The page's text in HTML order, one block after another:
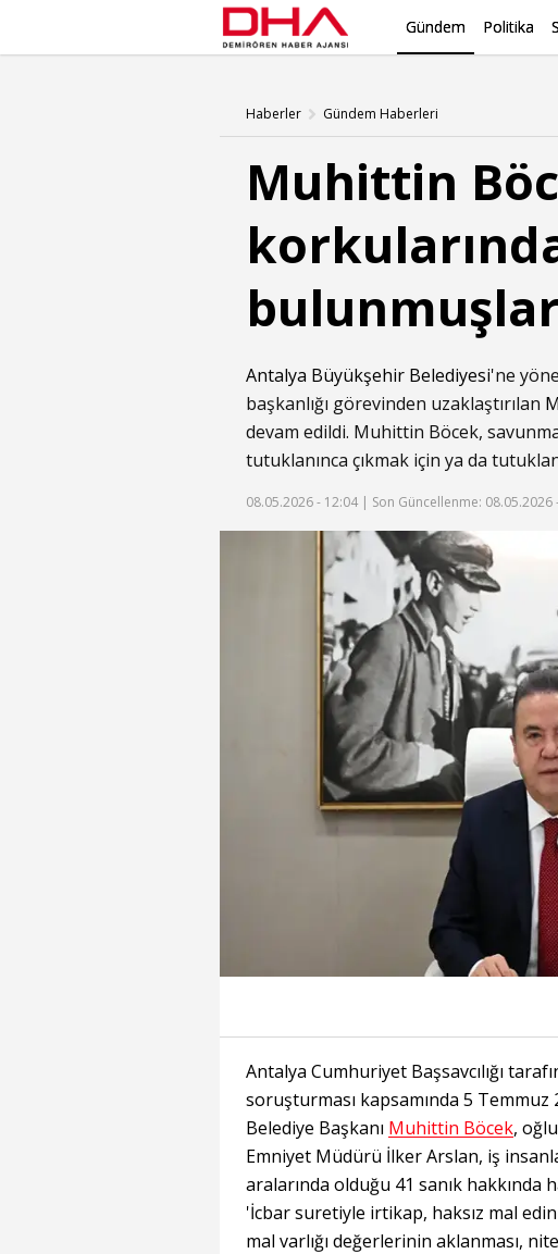
Gündem Politika
Haberler Gündem Haberleri
Muhittin
Antalya Büyükşehir Belediyesi'ne
başkanlığı görevinden uzaklaştırılan
devam edildi. Muhittin Böcek,
tutuklanınca çıkmak için ya da
08.05.2026 - 12:04 | Son Güncellenme: 08.05.2026
Antalya Cumhuriyet Başsavcılığı
soruşturması kapsamında 5
Belediye Başkanı Muhittin Böcek,
Emniyet Müdürü İlker Arslan, iş
aralarında olduğu 41 sanık hakkında
'İcbar suretiyle irtikap, haksız mal
mal varlığı değerlerinin aklanması,